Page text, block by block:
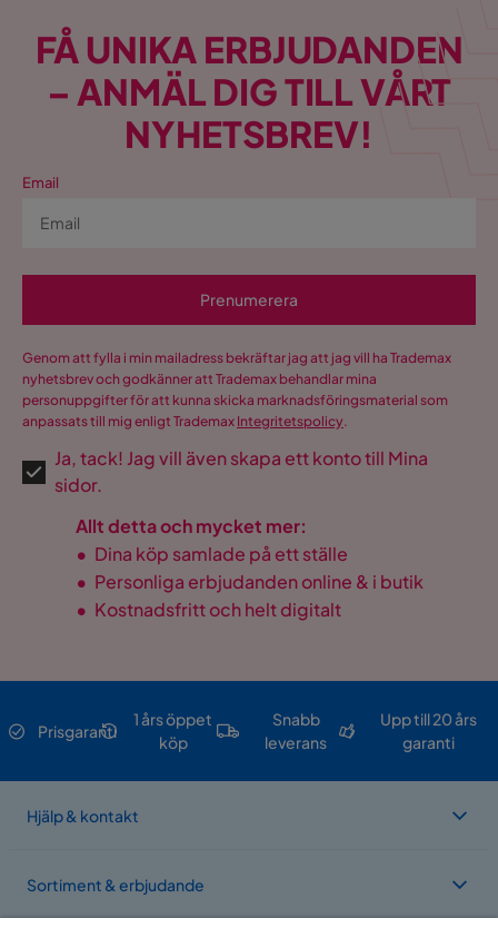
FÅ UNIKA ERBJUDANDEN
– ANMÄL DIG TILL VÅRT
NYHETSBREV!
Email
Prenumerera
Genom att fylla i min mailadress bekräftar jag att jag vill ha Trademax
nyhetsbrev och godkänner att Trademax behandlar mina
personuppgifter för att kunna skicka marknadsföringsmaterial som
anpassats till mig enligt Trademax Integritetspolicy.
Ja, tack! Jag vill även skapa ett konto till Mina
sidor.
Allt detta och mycket mer:
• Dina köp samlade på ett ställe
• Personliga erbjudanden online & i butik
• Kostnadsfritt och helt digitalt
Prisgaranti
1 års öppet
köp
Snabb
leverans
Upp till 20 års
garanti
Hjälp & kontakt
Sortiment & erbjudande